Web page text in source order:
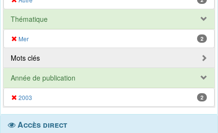
Thématique
Mer 2
Mots clés
Année de publication
2003 2
Accès direct